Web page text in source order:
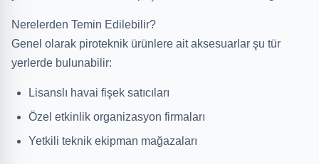
Nerelerden Temin Edilebilir?
Genel olarak piroteknik ürünlere ait aksesuarlar şu tür
yerlerde bulunabilir:
Lisanslı havai fişek satıcıları
Özel etkinlik organizasyon firmaları
Yetkili teknik ekipman mağazaları